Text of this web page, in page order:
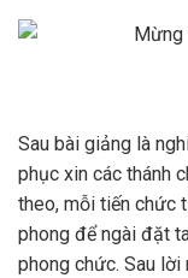
Sau bài giảng là
phục xin các thánh
theo, mỗi tiến chức
phong để ngài đặt
phong chức. Sau lời